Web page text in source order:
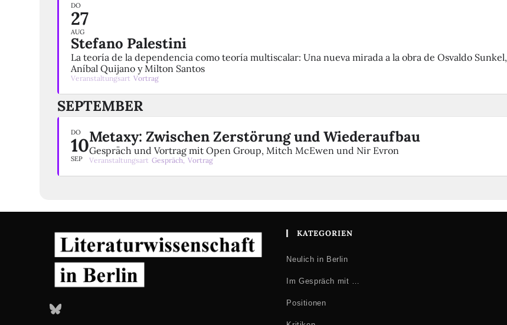
DO
27
AUG
Stefano Palestini
La teoría de la dependencia como teoría multiscalar: Una nueva mirada a la obra de Osvaldo Sunkel,
Aníbal Quijano y Milton Santos
Veranstaltungsart Vortrag
SEPTEMBER
DO
10
SEP
Metaxy: Zwischen Zerstörung und Wiederaufbau
Gespräch und Vortrag mit Open Group, Mitch McEwen und Nir Evron
Veranstaltungsart Gespräch, Vortrag
Bluesky
KATEGORIEN
Neulich in Berlin
Im Gespräch mit …
Positionen